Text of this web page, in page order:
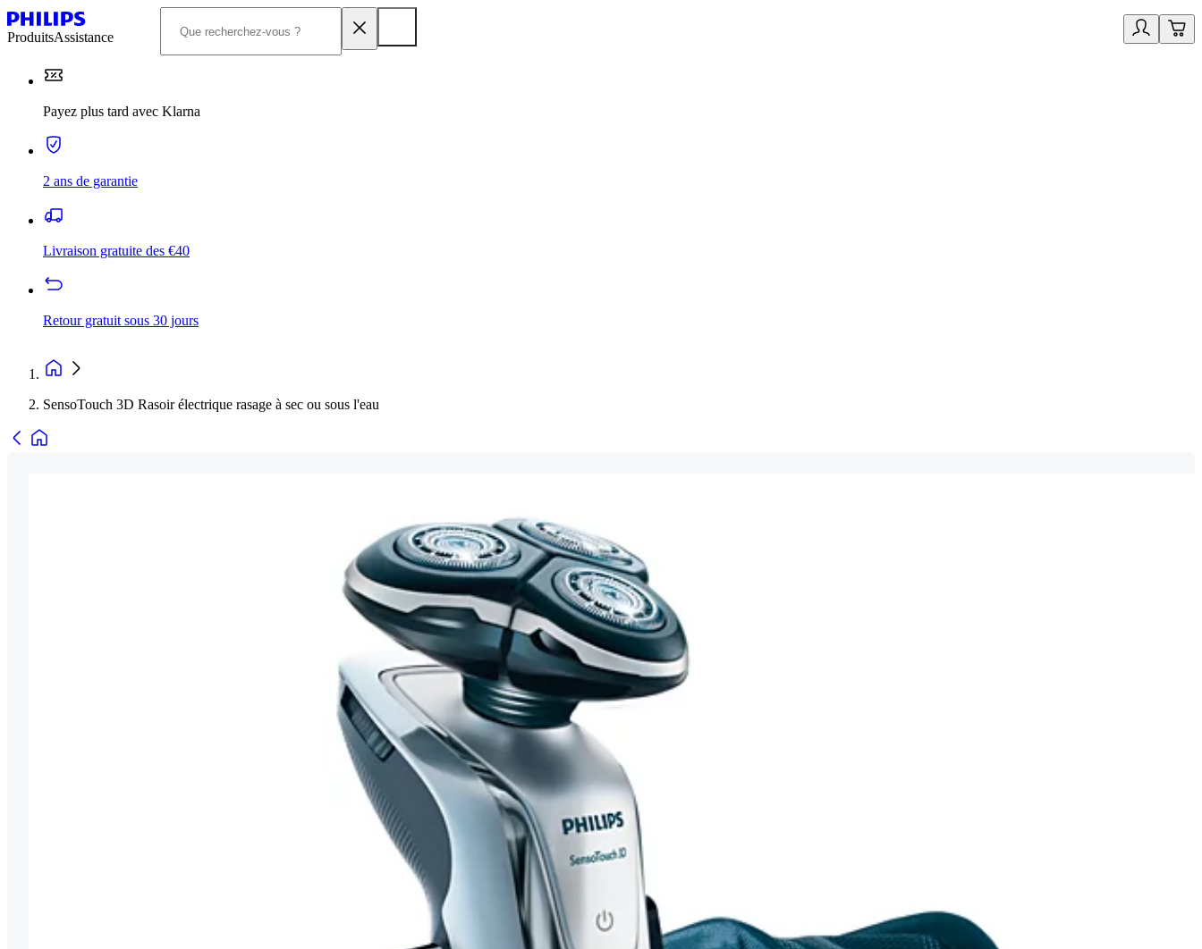
ProduitsAssistance
Payez plus tard avec Klarna
2 ans de garantie
Livraison gratuite des €40
Retour gratuit sous 30 jours
SensoTouch 3D Rasoir électrique rasage à sec ou sous l'eau